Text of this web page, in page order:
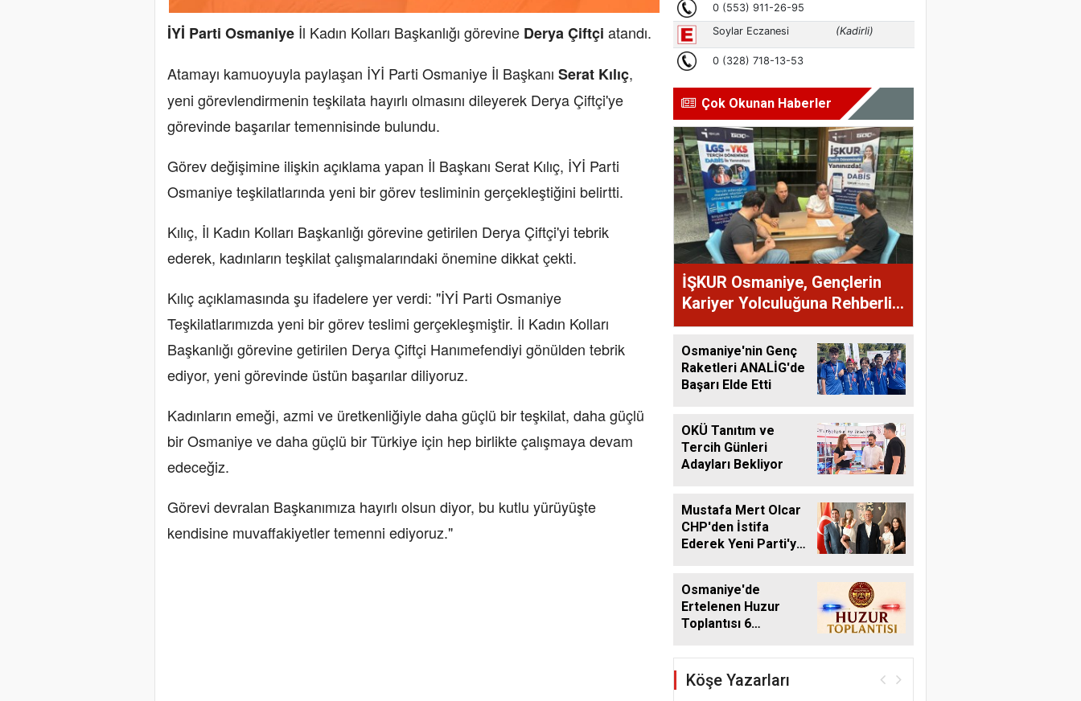
İYİ Parti Osmaniye İl Kadın Kolları Başkanlığı görevine Derya Çiftçi atandı.
Atamayı kamuoyuyla paylaşan İYİ Parti Osmaniye İl Başkanı Serat Kılıç,
yeni görevlendirmenin teşkilata hayırlı olmasını dileyerek Derya Çiftçi'ye
görevinde başarılar temennisinde bulundu.
Görev değişimine ilişkin açıklama yapan İl Başkanı Serat Kılıç, İYİ Parti
Osmaniye teşkilatlarında yeni bir görev tesliminin gerçekleştiğini belirtti.
Kılıç, İl Kadın Kolları Başkanlığı görevine getirilen Derya Çiftçi'yi tebrik
ederek, kadınların teşkilat çalışmalarındaki önemine dikkat çekti.
Kılıç açıklamasında şu ifadelere yer verdi: "İYİ Parti Osmaniye
Teşkilatlarımızda yeni bir görev teslimi gerçekleşmiştir. İl Kadın Kolları
Başkanlığı görevine getirilen Derya Çiftçi Hanımefendiyi gönülden tebrik
ediyor, yeni görevinde üstün başarılar diliyoruz.
Kadınların emeği, azmi ve üretkenliğiyle daha güçlü bir teşkilat, daha güçlü
bir Osmaniye ve daha güçlü bir Türkiye için hep birlikte çalışmaya devam
edeceğiz.
Görevi devralan Başkanımıza hayırlı olsun diyor, bu kutlu yürüyüşte
kendisine muvaffakiyetler temenni ediyoruz."
Çok Okunan Haberler
İŞKUR Osmaniye, Gençlerin
Kariyer Yolculuğuna Rehberlik
Ediyor
Osmaniye'nin Genç
Raketleri ANALİG'de
Başarı Elde Etti
OKÜ Tanıtım ve
Tercih Günleri
Adayları Bekliyor
Mustafa Mert Olcar
CHP'den İstifa
Ederek Yeni Parti'ye
Osmaniye'de
Ertelenen Huzur
Toplantısı 6
Köşe Yazarları